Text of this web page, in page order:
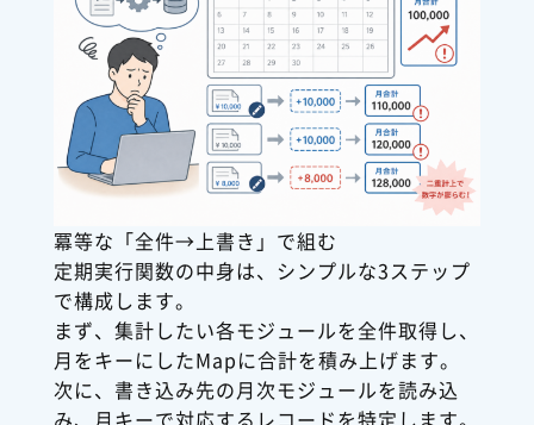
冪等な「全件→上書き」で組む
定期実行関数の中身は、シンプルな3ステップ
で構成します。
まず、集計したい各モジュールを全件取得し、
月をキーにしたMapに合計を積み上げます。
次に、書き込み先の月次モジュールを読み込
み、月キーで対応するレコードを特定します。